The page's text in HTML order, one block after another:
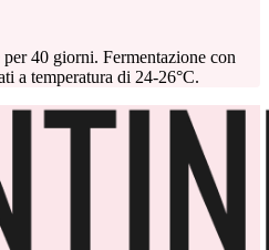
40 giorni. Fermentazione con
a temperatura di 24-26°C.